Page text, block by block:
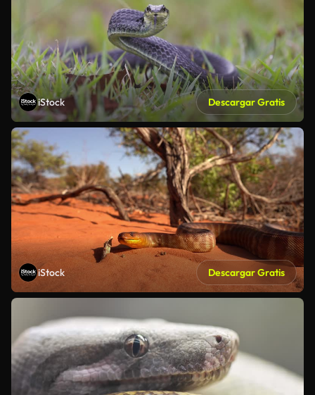
iStock Descargar Gratis
iStock Descargar Gratis